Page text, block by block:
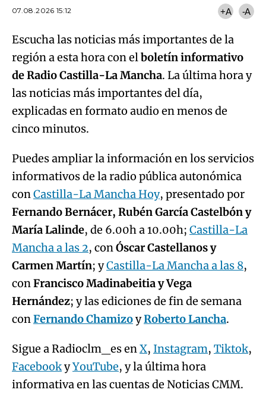
07.08.2026 15:12
+A -A
Escucha las noticias más importantes de la
región a esta hora con elboletín informativo
de Radio Castilla-La Mancha. La última hora y
las noticias más importantes del día,
explicadas en formato audio en menos de
cinco minutos.
Puedes ampliar la información en los servicios
informativos de la radio pública autonómica
conCastilla-La Mancha Hoy, presentado por
Fernando Bernácer, Rubén García Castelbón y
María Lalinde, de 6.00h a 10.00h; Castilla-La
Mancha a las 2, conÓscar Castellanos y
Carmen Martín; yCastilla-La Mancha a las 8,
conFrancisco Madinabeitia y Vega
Hernández; y las ediciones de fin de semana
conFernando ChamizoyRoberto Lancha.
Sigue a Radioclm_es enX, Instagram, Tiktok,
FacebookyYouTube, y la última hora
informativa en las cuentas de Noticias CMM.